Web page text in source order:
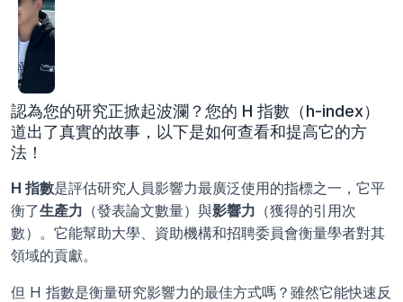
認為您的研究正掀起波瀾？您的 H 指數（h-index）
道出了真實的故事，以下是如何查看和提高它的方
法！
H 指數是評估研究人員影響力最廣泛使用的指標之一，它平
衡了生產力 （發表論文數量）與影響力 （獲得的引用次
數）。它能幫助大學、資助機構和招聘委員會衡量學者對其
領域的貢獻。
但 H 指數是衡量研究影響力的最佳方式嗎？雖然它能快速反